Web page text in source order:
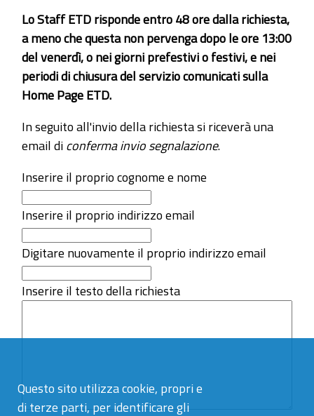
Questo sito utilizza cookie, propri e
di terze parti, per identificare gli
Lo Staff ETD risponde entro 48 ore dalla richiesta,
a meno che questa non pervenga dopo le ore 13:00
del venerdì, o nei giorni prefestivi o festivi, e nei
periodi di chiusura del servizio comunicati sulla
Home Page ETD.
In seguito all'invio della richiesta si riceverà una
email diconferma invio segnalazione.
Inserire il proprio cognome e nome
Inserire il proprio indirizzo email
Digitare nuovamente il proprio indirizzo email
Inserire il testo della richiesta